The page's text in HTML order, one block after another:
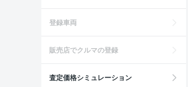
登録車両
販売店でクルマの登録
査定価格シミュレーション